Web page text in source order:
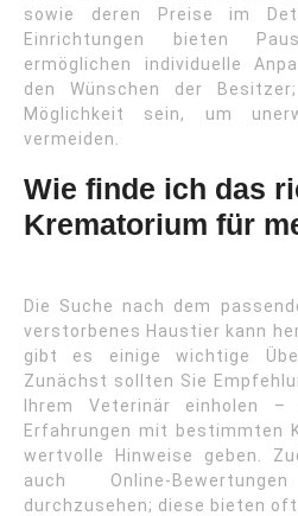
sowie deren Preise im
Einrichtungen bieten
ermöglichen individuelle
den Wünschen der
Möglichkeit sein, um
vermeiden.
Wie finde ich das
Krematorium für
Die Suche nach dem
verstorbenes Haustier kann
gibt es einige wichtige
Zunächst sollten Sie
Ihrem Veterinär einholen
Erfahrungen mit bestimmten
wertvolle Hinweise geben.
auch Online-
durchzusehen; diese bieten